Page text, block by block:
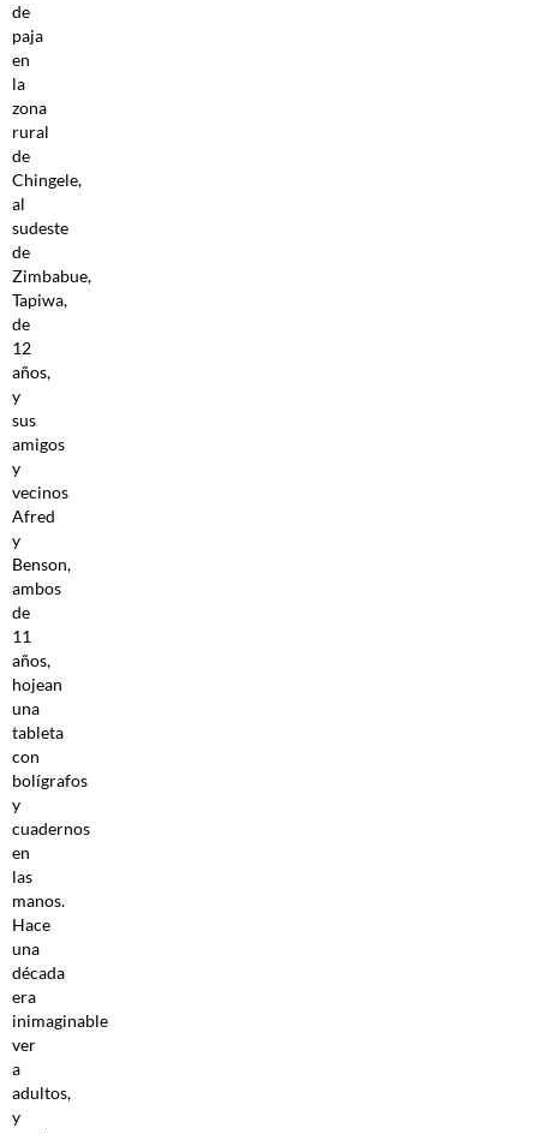
de
paja
en
la
zona
rural
de
Chingele,
al
sudeste
de
Zimbabue,
Tapiwa,
de
12
años,
y
sus
amigos
y
vecinos
Afred
y
Benson,
ambos
de
11
años,
hojean
una
tableta
con
bolígrafos
y
cuadernos
en
las
manos.
Hace
una
década
era
inimaginable
ver
a
adultos,
y